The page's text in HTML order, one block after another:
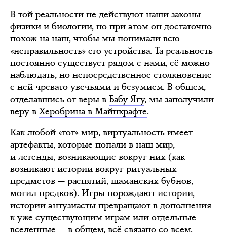
В той реальности не действуют наши законы
физики и биологии, но при этом он достаточно
похож на наш, чтобы мы понимали всю
«неправильность» его устройства. Та реальность
постоянно существует рядом с нами, её можно
наблюдать, но непосредственное столкновение
с ней чревато увечьями и безумием. В общем,
отделавшись от веры в Бабу-Ягу, мы заполучили
веру в Херобрина в Майнкрафте.
Как любой «тот» мир, виртуальность имеет
артефакты, которые попали в наш мир,
и легенды, возникающие вокруг них (как
возникают истории вокруг ритуальных
предметов — распятий, шаманских бубнов,
могил предков). Игры порождают истории,
истории энтузиасты превращают в дополнения
к уже существующим играм или отдельные
вселенные — в общем, всё связано со всем.